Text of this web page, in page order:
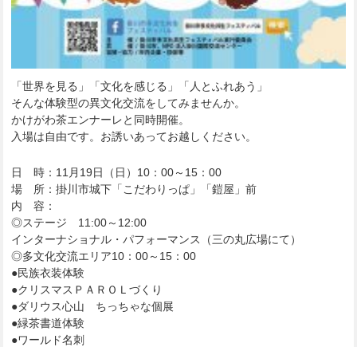
「世界を見る」「文化を感じる」「人とふれあう」
そんな体験型の異文化交流をしてみませんか。
かけがわ茶エンナーレと同時開催。
入場は自由です。お誘いあってお越しください。
日 時：11月19日（日）10：00～15：00
場 所：掛川市城下「こだわりっぱ」「鎧屋」前
内 容：
◎ステージ 11:00～12:00
インターナショナル・パフォーマンス（三の丸広場にて）
◎多文化交流エリア10：00～15：00
●民族衣装体験
●クリスマスＰＡＲＯＬづくり
●ダリウス心山 ちっちゃな個展
●緑茶書道体験
●ワールド名刺